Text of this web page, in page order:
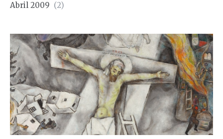
Abril 2009 (2)